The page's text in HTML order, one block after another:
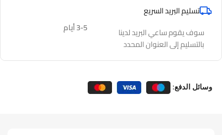
تسليم البريد السريع
سوف يقوم ساعي البريد لدينا
بالتسليم إلى العنوان المحدد
3-5 أيام
وسائل الدفع: